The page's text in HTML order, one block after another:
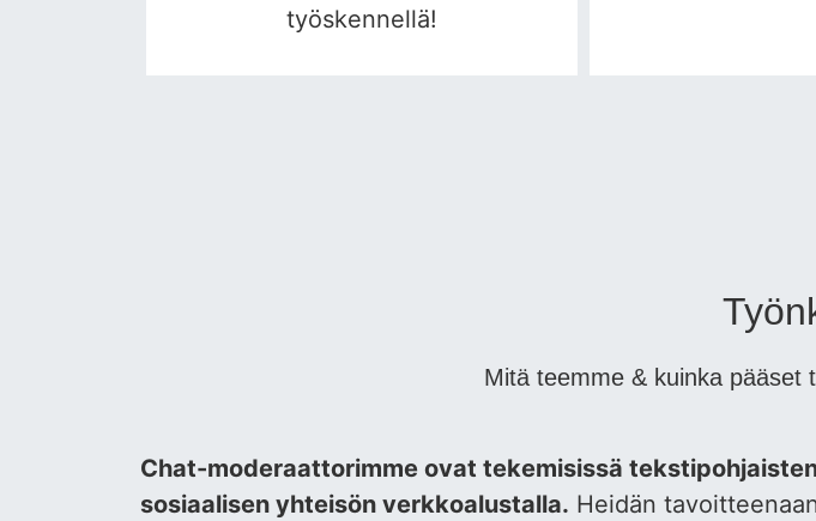
työskennellä!
Mitä teemme & kuinka pääset
Chat-moderaattorimme ovat tekemisissä
sosiaalisen yhteisön verkkoalustalla. Heidän